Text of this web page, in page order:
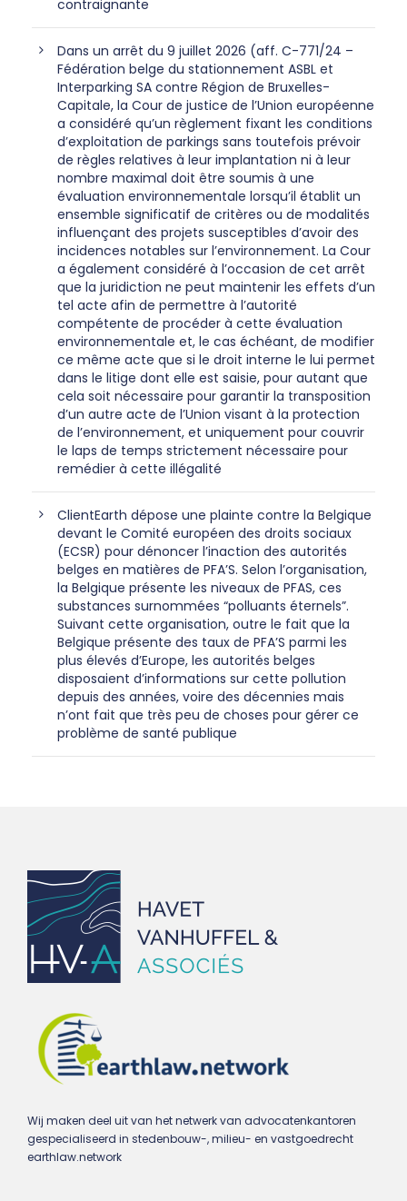
contraignante
Dans un arrêt du 9 juillet 2026 (aff. C-771/24 –
Fédération belge du stationnement ASBL et
Interparking SA contre Région de Bruxelles-
Capitale, la Cour de justice de l’Union européenne
a considéré qu’un règlement fixant les conditions
d’exploitation de parkings sans toutefois prévoir
de règles relatives à leur implantation ni à leur
nombre maximal doit être soumis à une
évaluation environnementale lorsqu’il établit un
ensemble significatif de critères ou de modalités
influençant des projets susceptibles d’avoir des
incidences notables sur l’environnement. La Cour
a également considéré à l’occasion de cet arrêt
que la juridiction ne peut maintenir les effets d’un
tel acte afin de permettre à l’autorité
compétente de procéder à cette évaluation
environnementale et, le cas échéant, de modifier
ce même acte que si le droit interne le lui permet
dans le litige dont elle est saisie, pour autant que
cela soit nécessaire pour garantir la transposition
d’un autre acte de l’Union visant à la protection
de l’environnement, et uniquement pour couvrir
le laps de temps strictement nécessaire pour
remédier à cette illégalité
ClientEarth dépose une plainte contre la Belgique
devant le Comité européen des droits sociaux
(ECSR) pour dénoncer l’inaction des autorités
belges en matières de PFA’S. Selon l’organisation,
la Belgique présente les niveaux de PFAS, ces
substances surnommées “polluants éternels”.
Suivant cette organisation, outre le fait que la
Belgique présente des taux de PFA’S parmi les
plus élevés d’Europe, les autorités belges
disposaient d’informations sur cette pollution
depuis des années, voire des décennies mais
n’ont fait que très peu de choses pour gérer ce
problème de santé publique
Wij maken deel uit van het netwerk van advocatenkantoren
gespecialiseerd in stedenbouw-, milieu- en vastgoedrecht
earthlaw.network